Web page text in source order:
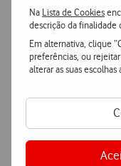
Na Lista de Cookies
descrição da finalidade
Em alternativa, clique
preferências, ou
alterar as suas
Encomende
seguinteou
Pagamento